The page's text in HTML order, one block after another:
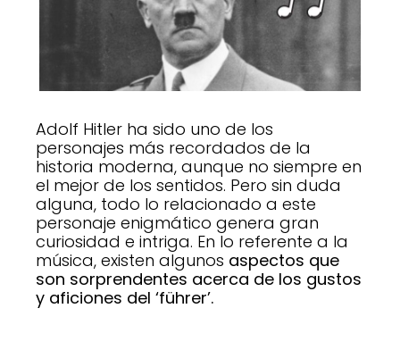
Adolf Hitler ha sido uno de los
personajes más recordados de la
historia moderna, aunque no siempre en
el mejor de los sentidos. Pero sin duda
alguna, todo lo relacionado a este
personaje enigmático genera gran
curiosidad e intriga. En lo referente a la
música, existen algunos aspectos que
son sorprendentes acerca de los gustos
y aficiones del ‘führer’.